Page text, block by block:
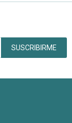
SUSCRIBIRME